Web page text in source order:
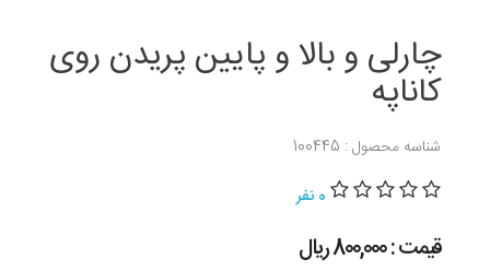
چارلی و بالا و پایین پریدن روی
کاناپه
شناسه محصول : 100445
0 نفر
قیمت : 800,000 ريال